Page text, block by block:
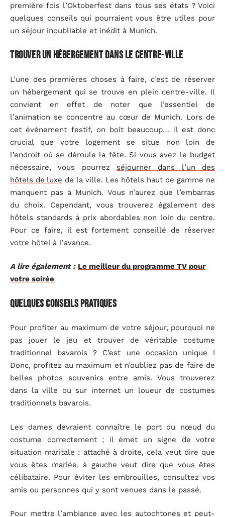
première fois l’Oktoberfest dans tous ses états ? Voici
quelques conseils qui pourraient vous être utiles pour
un séjour inoubliable et inédit à Munich.
Trouver un hébergement dans le centre-ville
L’une des premières choses à faire, c’est de réserver
un hébergement qui se trouve en plein centre-ville. Il
convient en effet de noter que l’essentiel de
l’animation se concentre au cœur de Munich. Lors de
cet évènement festif, on boit beaucoup… Il est donc
crucial que votre logement se situe non loin de
l’endroit où se déroule la fête. Si vous avez le budget
nécessaire, vous pourrez
séjourner dans l’un des
hôtels de luxe de la ville. Les hôtels haut de gamme ne
manquent pas à Munich. Vous n’aurez que l’embarras
du choix. Cependant, vous trouverez également des
hôtels standards à prix abordables non loin du centre.
Pour ce faire, il est fortement conseillé de réserver
votre hôtel à l’avance.
A lire également : Le meilleur du programme TV pour
votre soirée
Quelques conseils pratiques
Pour profiter au maximum de votre séjour, pourquoi ne
pas jouer le jeu et trouver de véritable costume
traditionnel bavarois
? C’est une occasion unique
!
Donc, profitez au maximum et n’oubliez pas de faire de
belles photos souvenirs entre amis. Vous trouverez
dans la ville ou sur internet un loueur de costumes
traditionnels bavarois.
Les dames devraient connaître le port du nœud du
costume correctement ; il émet un signe de votre
situation maritale : attaché à droite, cela veut dire que
vous êtes mariée, à gauche veut dire que vous êtes
célibataire. Pour éviter les embrouilles, consultez vos
amis ou personnes qui y sont venues dans le passé.
Pour mettre l’ambiance avec les autochtones et peut-